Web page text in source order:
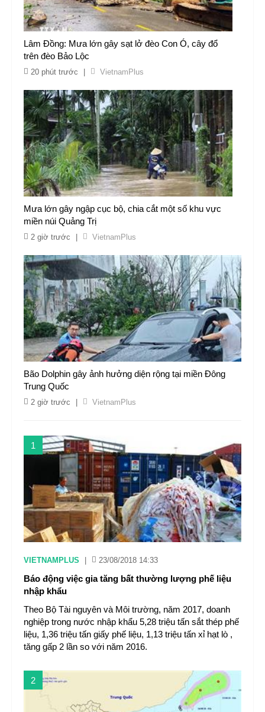
Lâm Đồng: Mưa lớn gây sạt lở đèo Con Ó, cây đổ
trên đèo Bảo Lộc
20 phút trước VietnamPlus
Mưa lớn gây ngập cục bộ, chia cắt một số khu vực
miền núi Quảng Trị
2 giờ trước VietnamPlus
Bão Dolphin gây ảnh hưởng diện rộng tại miền Đông
Trung Quốc
2 giờ trước VietnamPlus
1
VIETNAMPLUS 23/08/2018 14:33
Báo động việc gia tăng bất thường lượng phế liệu
nhập khẩu
Theo Bộ Tài nguyên và Môi trường, năm 2017, doanh
nghiệp trong nước nhập khẩu 5,28 triệu tấn sắt thép phế
liệu, 1,36 triệu tấn giấy phế liệu, 1,13 triệu tấn xỉ hạt lò ,
tăng gấp 2 lần so với năm 2016.
2